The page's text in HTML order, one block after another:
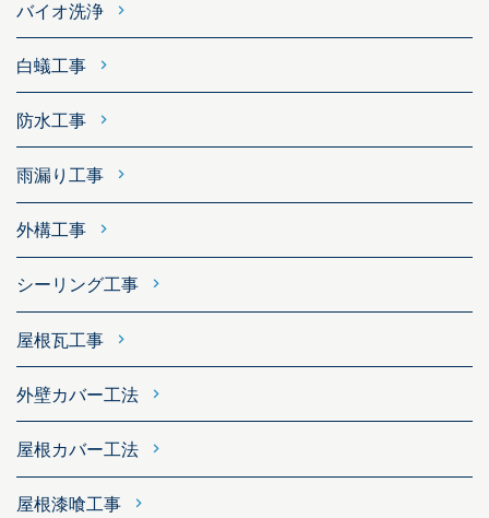
バイオ洗浄
白蟻工事
防水工事
雨漏り工事
外構工事
シーリング工事
屋根瓦工事
外壁カバー工法
屋根カバー工法
屋根漆喰工事